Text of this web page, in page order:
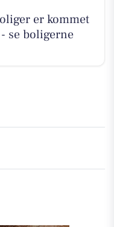
er kommet
se boligerne